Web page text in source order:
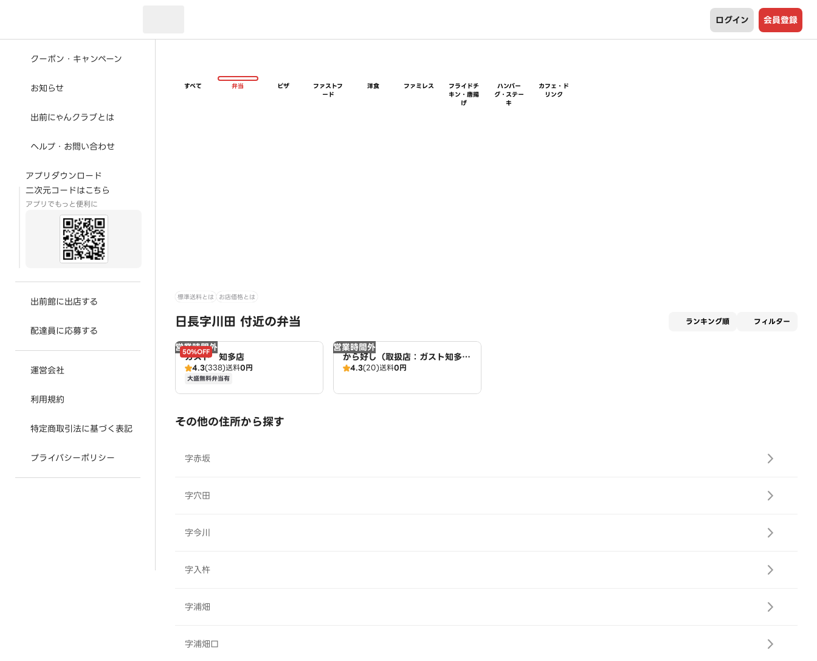
ログイン 会員登録
クーポン・キャンペーン
お知らせ
出前にゃんクラブとは
ヘルプ・お問い合わせ
アプリダウンロード
二次元コードはこちら
アプリでもっと便利に
出前館に出店する
配達員に応募する
運営会社
利用規約
特定商取引法に基づく表記
プライバシーポリシー
すべて 弁当 ピザ
ファストフ
ード
洋食 ファミレス
フライドチ
キン・唐揚
げ
ハンバー
グ・ステー
キ
カフェ・ド
リンク
標準送料とは お店価格とは
日長字川田 付近の弁当 ランキング順 フィルター
営業時間外
50%OFF
ガスト 知多店
4.3(338)送料0円
大盛無料弁当有
営業時間外
から好し（取扱店：ガスト知多
店）
4.3(20)送料0円
その他の住所から探す
字赤坂
字穴田
字今川
字入杵
字浦畑
字浦畑口